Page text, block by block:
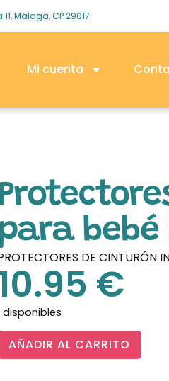
Málaga, CP 29017
Mi cuenta
DE CINTURÓN
€
disponibles
AÑADIR AL CARRITO